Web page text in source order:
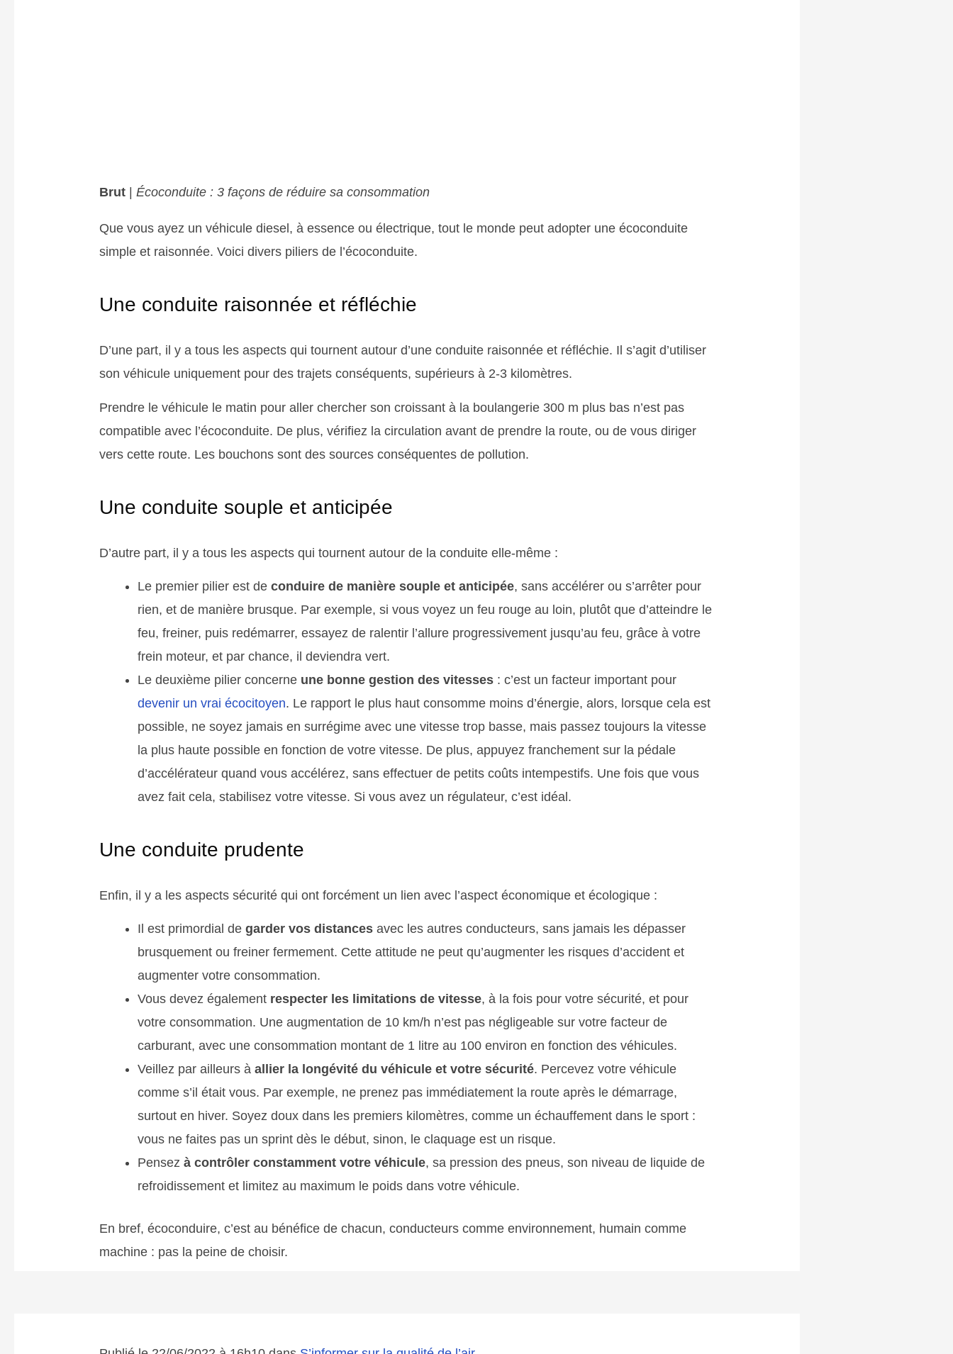
Brut |Écoconduite : 3 façons de réduire sa consommation
Que vous ayez un véhicule diesel, à essence ou électrique, tout le monde peut adopter une écoconduite
simple et raisonnée. Voici divers piliers de l’écoconduite.
Une conduite raisonnée et réfléchie
D’une part, il y a tous les aspects qui tournent autour d’une conduite raisonnée et réfléchie. Il s’agit d’utiliser
son véhicule uniquement pour des trajets conséquents, supérieurs à 2-3 kilomètres.
Prendre le véhicule le matin pour aller chercher son croissant à la boulangerie 300 m plus bas n’est pas
compatible avec l’écoconduite. De plus, vérifiez la circulation avant de prendre la route, ou de vous diriger
vers cette route. Les bouchons sont des sources conséquentes de pollution.
Une conduite souple et anticipée
D’autre part, il y a tous les aspects qui tournent autour de la conduite elle-même :
Le premier pilier est deconduire de manière souple et anticipée, sans accélérer ou s’arrêter pour
rien, et de manière brusque. Par exemple, si vous voyez un feu rouge au loin, plutôt que d’atteindre le
feu, freiner, puis redémarrer, essayez de ralentir l’allure progressivement jusqu’au feu, grâce à votre
frein moteur, et par chance, il deviendra vert.
Le deuxième pilier concerne une bonne gestion des vitesses : c’est un facteur important pour
devenir un vrai écocitoyen. Le rapport le plus haut consomme moins d’énergie, alors, lorsque cela est
possible, ne soyez jamais en surrégime avec une vitesse trop basse, mais passez toujours la vitesse
la plus haute possible en fonction de votre vitesse. De plus, appuyez franchement sur la pédale
d’accélérateur quand vous accélérez, sans effectuer de petits coûts intempestifs. Une fois que vous
avez fait cela, stabilisez votre vitesse. Si vous avez un régulateur, c’est idéal.
Une conduite prudente
Enfin, il y a les aspects sécurité qui ont forcément un lien avec l’aspect économique et écologique :
Il est primordial degarder vos distances avec les autres conducteurs, sans jamais les dépasser
brusquement ou freiner fermement. Cette attitude ne peut qu’augmenter les risques d’accident et
augmenter votre consommation.
Vous devez également respecter les limitations de vitesse, à la fois pour votre sécurité, et pour
votre consommation. Une augmentation de 10 km/h n’est pas négligeable sur votre facteur de
carburant, avec une consommation montant de 1 litre au 100 environ en fonction des véhicules.
Veillez par ailleurs àallier la longévité du véhicule et votre sécurité. Percevez votre véhicule
comme s’il était vous. Par exemple, ne prenez pas immédiatement la route après le démarrage,
surtout en hiver. Soyez doux dans les premiers kilomètres, comme un échauffement dans le sport :
vous ne faites pas un sprint dès le début, sinon, le claquage est un risque.
Pensezà contrôler constamment votre véhicule, sa pression des pneus, son niveau de liquide de
refroidissement et limitez au maximum le poids dans votre véhicule.
En bref, écoconduire, c’est au bénéfice de chacun, conducteurs comme environnement, humain comme
machine : pas la peine de choisir.